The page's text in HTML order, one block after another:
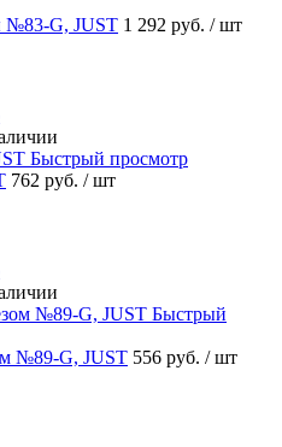
№83-G, JUST 1 292 руб. / шт
Быстрый просмотр
762 руб. / шт
Быстрый
№89-G, JUST 556 руб. / шт